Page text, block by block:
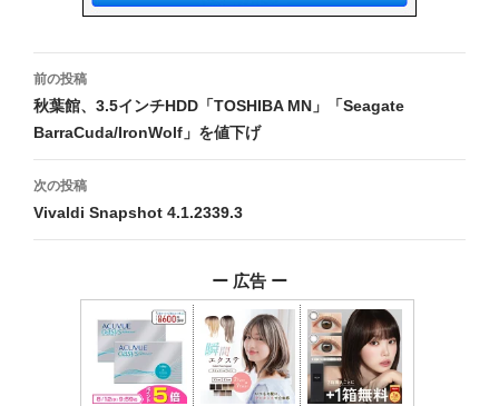
投
稿
ナ
ビ
ゲ
前の投稿
秋葉館、3.5インチHDD「TOSHIBA MN」「Seagate
BarraCuda/IronWolf」を値下げ
次の投稿
Vivaldi Snapshot 4.1.2339.3
ー 広告 ー